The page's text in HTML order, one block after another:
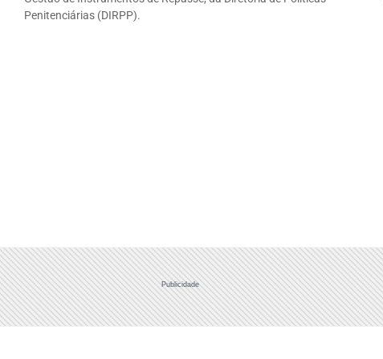
Penitenciárias (DIRPP).
Publicidade